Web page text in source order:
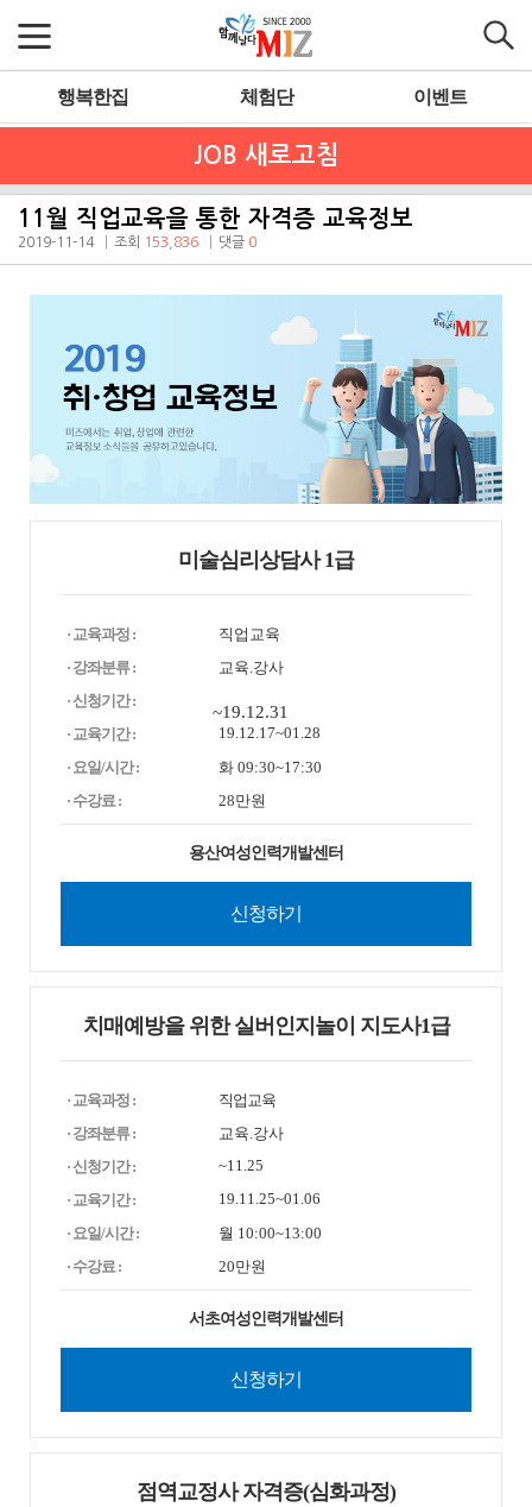
행복한집 체험단 이벤트
JOB 새로고침
11월 직업교육을 통한 자격증 교육정보
2019-11-14 조회 153,836 댓글 0
미술심리상담사 1급
· 교육과정 :
직업교육
· 강좌분류 :
교육.강사
· 신청기간 :
~19.12.31
· 교육기간 :
19.12.17~01.28
· 요일/시간 :
화 09:30~17:30
· 수강료 :
28만원
용산여성인력개발센터
신청하기
치매예방을 위한 실버인지놀이 지도사1급
· 교육과정 :
직업교육
· 강좌분류 :
교육.강사
· 신청기간 :
~11.25
· 교육기간 :
19.11.25~01.06
· 요일/시간 :
월 10:00~13:00
· 수강료 :
20만원
서초여성인력개발센터
신청하기
점역교정사 자격증(심화과정)